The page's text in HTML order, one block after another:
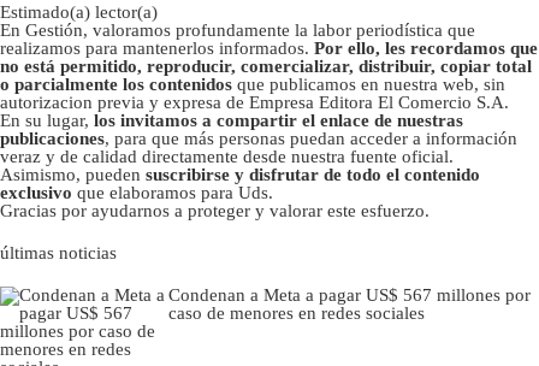
Estimado(a) lector(a)
En Gestión, valoramos profundamente la labor periodística que
realizamos para mantenerlos informados. Por ello, les recordamos que
no está permitido, reproducir, comercializar, distribuir, copiar total
o parcialmente los contenidos que publicamos en nuestra web, sin
autorizacion previa y expresa de Empresa Editora El Comercio S.A.
En su lugar, los invitamos a compartir el enlace de nuestras
publicaciones, para que más personas puedan acceder a información
veraz y de calidad directamente desde nuestra fuente oficial.
Asimismo, pueden suscribirse y disfrutar de todo el contenido
exclusivo que elaboramos para Uds.
Gracias por ayudarnos a proteger y valorar este esfuerzo.
últimas noticias
Condenan a Meta a pagar US$ 567 millones por
caso de menores en redes sociales